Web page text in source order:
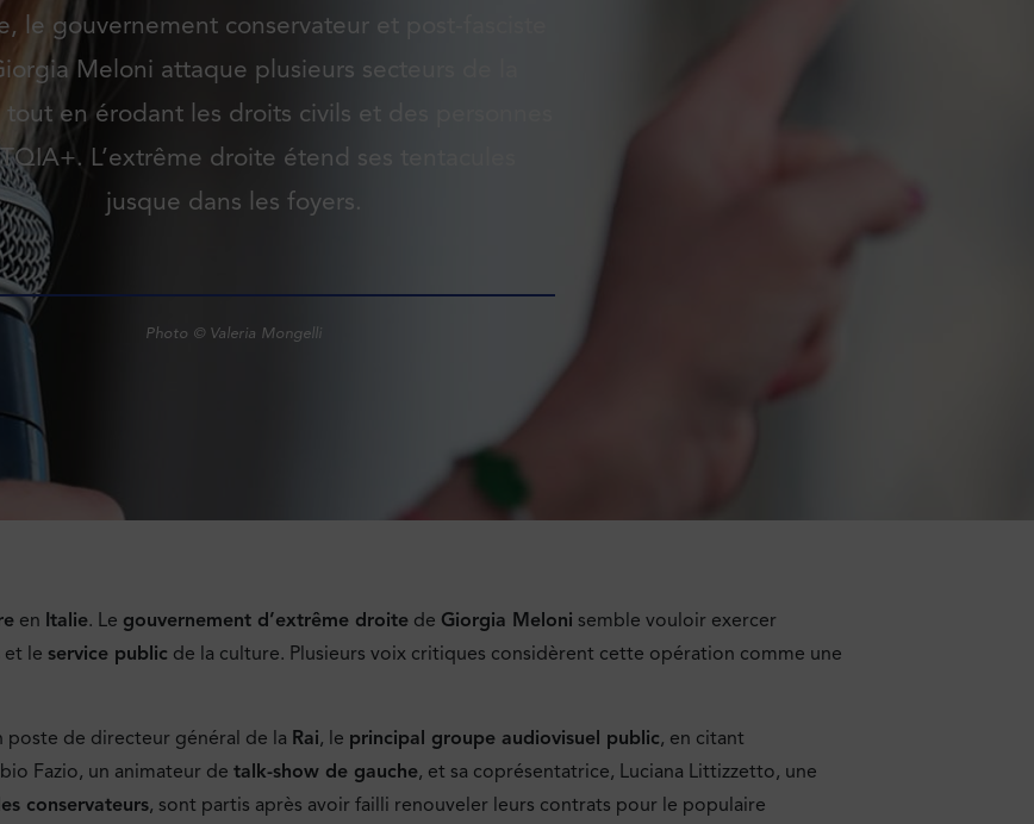
le gouvernement conservateur et post-fasciste
Meloni attaque plusieurs secteurs de la
en érodant les droits civils et des personnes
L’extrême droite étend ses tentacules
jusque dans les foyers.
Photo © Valeria Mongelli
en Italie. Le gouvernement d’extrême droite de Giorgia Meloni semble vouloir exercer
et le service public de la culture. Plusieurs voix critiques considèrent cette opération comme une
poste de directeur général de la Rai, le principal groupe audiovisuel public, en citant
Fazio, un animateur de talk-show de gauche, et sa coprésentatrice, Luciana Littizzetto, une
conservateurs, sont partis après avoir failli renouveler leurs contrats pour le populaire